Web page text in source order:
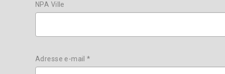
NPA Ville
Adresse e-mail *